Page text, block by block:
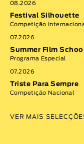
08.2026
Festival Silhouette
Competição
07.2026
Summer Film
Programa Especial
07.2026
Triste Para Sempre
Competição Nacional
VER MAIS